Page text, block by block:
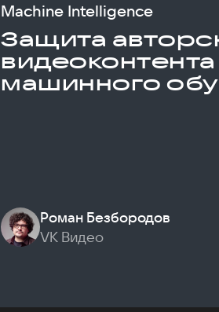
Machine Intelligence
Защита
машинного
Роман Безбородов
VK Видео